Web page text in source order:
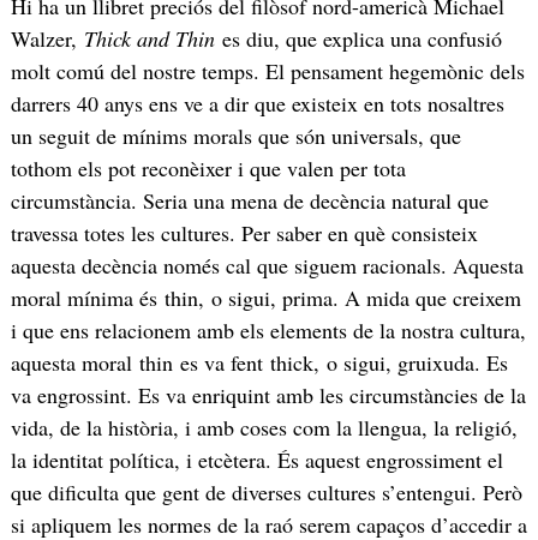
Hi ha un llibret preciós del filòsof nord-americà Michael
Walzer, Thick and Thines diu, que explica una confusió
molt comú del nostre temps. El pensament hegemònic dels
darrers 40 anys ens ve a dir que existeix en tots nosaltres
un seguit de mínims morals que són universals, que
tothom els pot reconèixer i que valen per tota
circumstància. Seria una mena de decència natural que
travessa totes les cultures. Per saber en què consisteix
aquesta decència només cal que siguem racionals. Aquesta
moral mínima és thin, o sigui, prima. A mida que creixem
i que ens relacionem amb els elements de la nostra cultura,
aquesta moral thin es va fent thick, o sigui, gruixuda. Es
va engrossint. Es va enriquint amb les circumstàncies de la
vida, de la història, i amb coses com la llengua, la religió,
la identitat política, i etcètera. És aquest engrossiment el
que dificulta que gent de diverses cultures s’entengui. Però
si apliquem les normes de la raó serem capaços d’accedir a